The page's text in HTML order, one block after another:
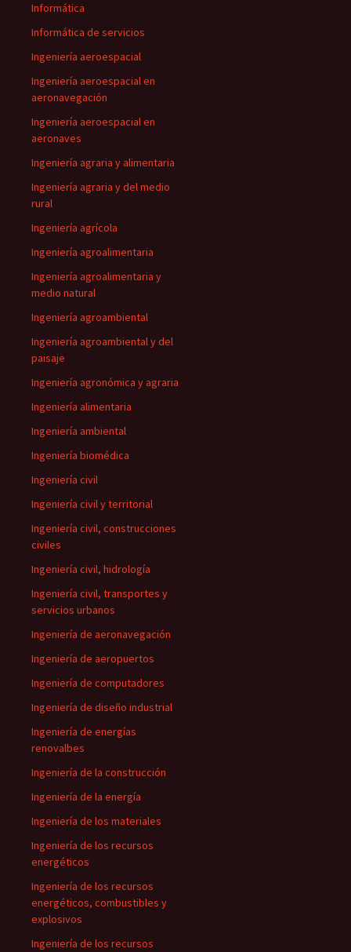
Informática
Informática de servicios
Ingeniería aeroespacial
Ingeniería aeroespacial en
aeronavegación
Ingeniería aeroespacial en
aeronaves
Ingeniería agraria y alimentaria
Ingeniería agraria y del medio
rural
Ingeniería agrícola
Ingeniería agroalimentaria
Ingeniería agroalimentaria y
medio natural
Ingeniería agroambiental
Ingeniería agroambiental y del
paisaje
Ingeniería agronómica y agraria
Ingeniería alimentaria
Ingeniería ambiental
Ingeniería biomédica
Ingeniería civil
Ingeniería civil y territorial
Ingeniería civil, construcciones
civiles
Ingeniería civil, hidrología
Ingeniería civil, transportes y
servicios urbanos
Ingeniería de aeronavegación
Ingeniería de aeropuertos
Ingeniería de computadores
Ingeniería de diseño industrial
Ingeniería de energías
renovalbes
Ingeniería de la construcción
Ingeniería de la energía
Ingeniería de los materiales
Ingeniería de los recursos
energéticos
Ingeniería de los recursos
energéticos, combustibles y
explosivos
Ingeniería de los recursos